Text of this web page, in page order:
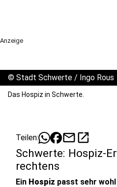
Anzeige
© Stadt Schwerte / Ingo Rous
Das Hospiz in Schwerte.
Teilen: mailopen_in_new
Schwerte: Hospiz-
rechtens
Ein Hospiz passt sehr wohl